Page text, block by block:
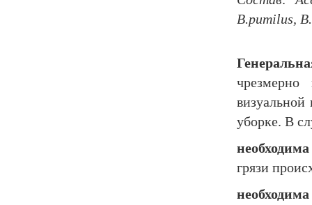
B.pumilus, B.
визуальной
уборке. В
необходима
грязи
необходима